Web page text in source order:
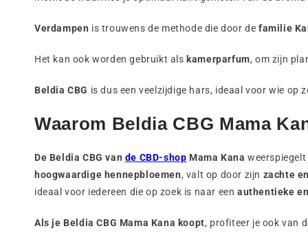
Verdampen is trouwens de methode die door defamilie
Het kan ook worden gebruikt als kamerparfum, om zijn
Beldia CBG is dus een veelzijdige hars, ideaal voor wie op
Waarom Beldia CBG Mama
De Beldia CBG van de CBD-shop Mama Kana weerspiegelt
hoogwaardige hennepbloemen, valt op door zijn zachte
ideaal voor iedereen die op zoek is naar eenauthentieke
Als je Beldia CBG Mama Kana koopt, profiteer je ook van